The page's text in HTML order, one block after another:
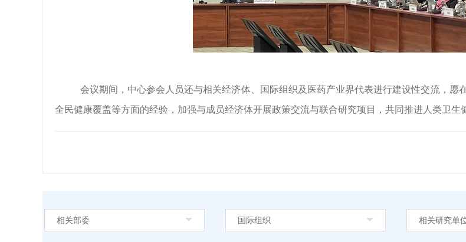
会议期间，中心参会人员还与相关经济体、国际组织及医药产业界代表进行建设性交流， 愿
全民健康覆盖等方面的经验 ， 加强与成员经济体开展政策交流与联合研究项目，共同推进人类卫生
相关部委 国际组织 相关研究单